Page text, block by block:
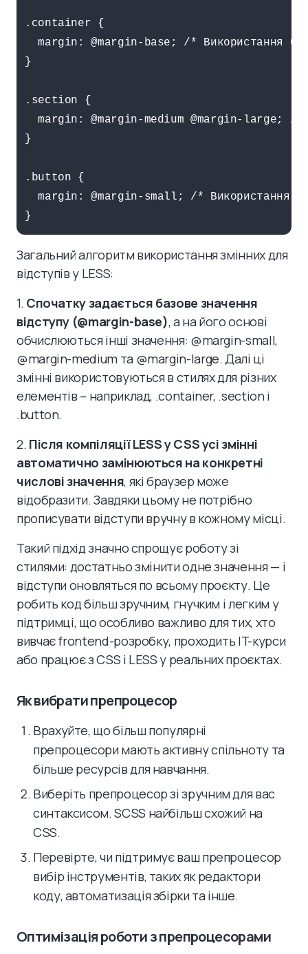
.container {
margin: @margin-base; /* Використання
}
.section {
margin: @margin-medium @margin-large; /
}
.button {
margin: @margin-small; /* Використання
}
Загальний алгоритм використання змінних для
відступів у LESS:
1. Спочатку задається базове значення
відступу (@margin-base), а на його основі
обчислюються інші значення: @margin-small,
@margin-medium та @margin-large. Далі ці
змінні використовуються в стилях для різних
елементів – наприклад, .container, .section і
.button.
2. Після компіляції LESS у CSS усі змінні
автоматично замінюються на конкретні
числові значення, які браузер може
відобразити. Завдяки цьому не потрібно
прописувати відступи вручну в кожному місці.
Такий підхід значно спрощує роботу зі
стилями: достатньо змінити одне значення — і
відступи оновляться по всьому проєкту. Це
робить код більш зручним, гнучким і легким у
підтримці, що особливо важливо для тих, хто
вивчає frontend-розробку, проходить IT-курси
або працює з CSS і LESS у реальних проєктах.
Як вибрати препроцесор
Врахуйте, що більш популярні
препроцесори мають активну спільноту та
більше ресурсів для навчання.
Виберіть препроцесор зі зручним для вас
синтаксисом. SCSS найбільш схожий на
CSS.
Перевірте, чи підтримує ваш препроцесор
вибір інструментів, таких як редактори
коду, автоматизація збірки та інше.
Оптимізація роботи з препроцесорами